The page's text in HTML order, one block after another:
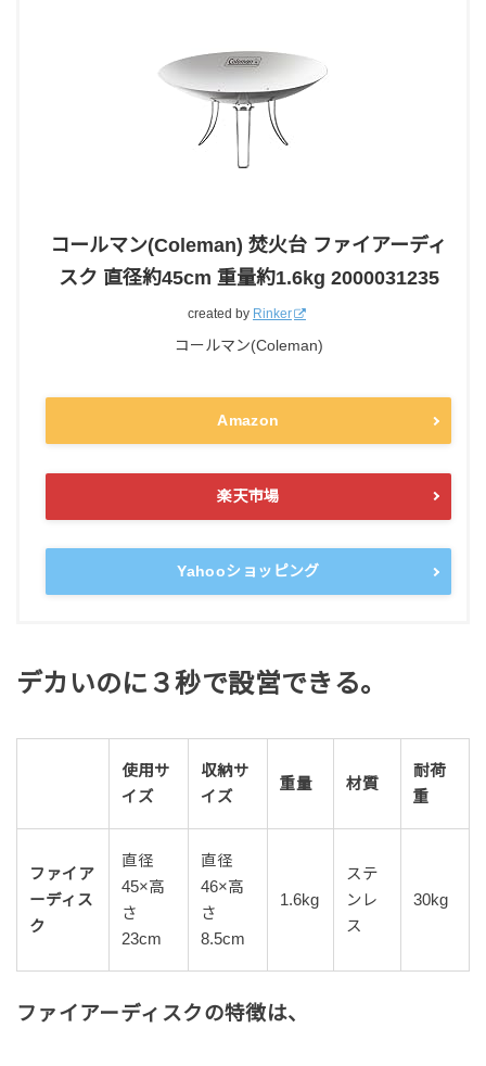
コールマン(Coleman) 焚火台 ファイアーディ
スク 直径約45cm 重量約1.6kg 2000031235
created by Rinker
コールマン(Coleman)
Amazon
楽天市場
Yahooショッピング
デカいのに３秒で設営できる。
使用サ
イズ
収納サ
イズ
重量 材質
耐荷
重
ファイア
ーディス
ク
直径
45×高
さ
23cm
直径
46×高
さ
8.5cm
1.6kg
ステ
ンレ
ス
30kg
ファイアーディスクの特徴は、